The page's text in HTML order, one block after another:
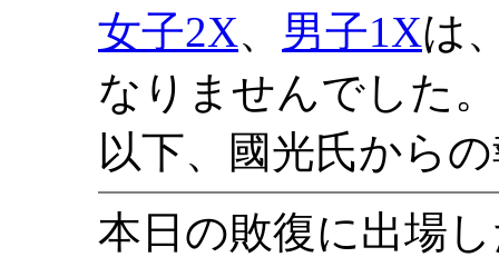
女子2X、 男子1Xは
なりませんでした。
以下、國光氏から
本日の敗復に出場